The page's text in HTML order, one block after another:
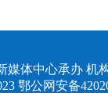
体中心承办 机
鄂公网安备